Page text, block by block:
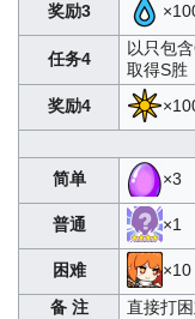
奖励3
任务4
以只包
取得S胜
奖励4
简单
×3
普通 ×1
困难 ×10
备 注
直接打